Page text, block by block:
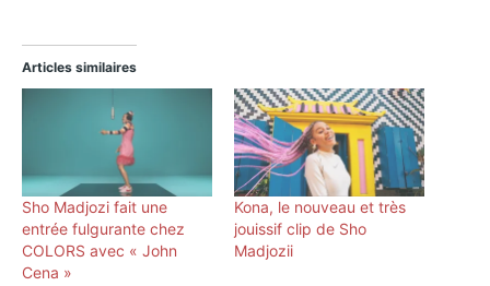
Articles similaires
Sho Madjozi fait une
entrée fulgurante chez
COLORS avec « John
Cena »
Kona, le nouveau et très
jouissif clip de Sho
Madjozii